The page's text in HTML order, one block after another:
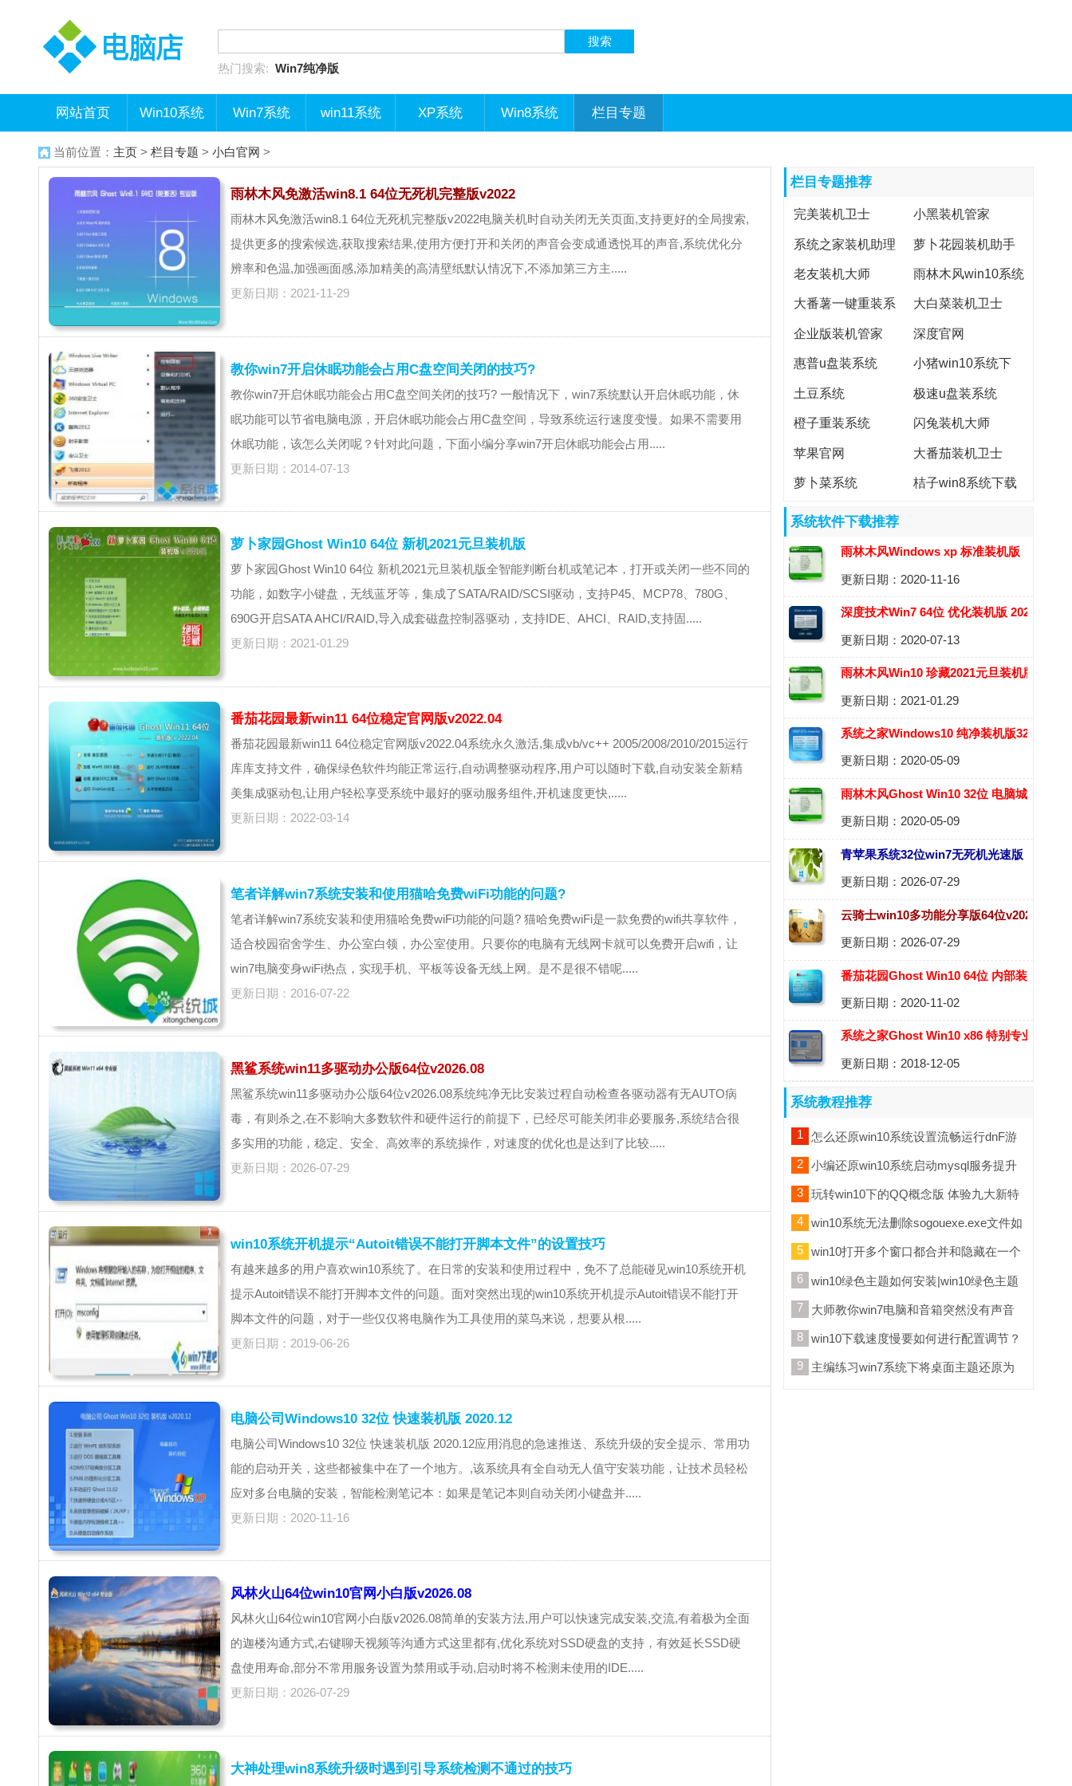
热门搜索: Win7纯净版
网站首页 Win10系统 Win7系统 win11系统 XP系统 Win8系统 栏目专题
当前位置： 主页 > 栏目专题 > 小白官网 >
雨林木风免激活win8.1 64位无死机完整版v2022
雨林木风免激活win8.1 64位无死机完整版v2022电脑关机时自动关闭无关页面,支持更好的全局搜索,
提供更多的搜索候选,获取搜索结果,使用方便打开和关闭的声音会变成通透悦耳的声音,系统优化分
辨率和色温,加强画面感,添加精美的高清壁纸默认情况下,不添加第三方主.....
更新日期：2021-11-29
教你win7开启休眠功能会占用C盘空间关闭的技巧?
教你win7开启休眠功能会占用C盘空间关闭的技巧? 一般情况下，win7系统默认开启休眠功能，休
眠功能可以节省电脑电源，开启休眠功能会占用C盘空间，导致系统运行速度变慢。如果不需要用
休眠功能，该怎么关闭呢？针对此问题，下面小编分享win7开启休眠功能会占用.....
更新日期：2014-07-13
萝卜家园Ghost Win10 64位 新机2021元旦装机版
萝卜家园Ghost Win10 64位 新机2021元旦装机版全智能判断台机或笔记本，打开或关闭一些不同的
功能，如数字小键盘，无线蓝牙等，集成了SATA/RAID/SCSI驱动，支持P45、MCP78、780G、
690G开启SATA AHCI/RAID,导入成套磁盘控制器驱动，支持IDE、AHCI、RAID,支持固.....
更新日期：2021-01.29
番茄花园最新win11 64位稳定官网版v2022.04
番茄花园最新win11 64位稳定官网版v2022.04系统永久激活,集成vb/vc++ 2005/2008/2010/2015运行
库库支持文件，确保绿色软件均能正常运行,自动调整驱动程序,用户可以随时下载,自动安装全新精
美集成驱动包,让用户轻松享受系统中最好的驱动服务组件,开机速度更快,.....
更新日期：2022-03-14
笔者详解win7系统安装和使用猫哈免费wiFi功能的问题?
笔者详解win7系统安装和使用猫哈免费wiFi功能的问题? 猫哈免费wiFi是一款免费的wifi共享软件，
适合校园宿舍学生、办公室白领，办公室使用。只要你的电脑有无线网卡就可以免费开启wifi，让
win7电脑变身wiFi热点，实现手机、平板等设备无线上网。是不是很不错呢.....
更新日期：2016-07-22
黑鲨系统win11多驱动办公版64位v2026.08
黑鲨系统win11多驱动办公版64位v2026.08系统纯净无比安装过程自动检查各驱动器有无AUTO病
毒，有则杀之,在不影响大多数软件和硬件运行的前提下，已经尽可能关闭非必要服务,系统结合很
多实用的功能，稳定、安全、高效率的系统操作，对速度的优化也是达到了比较.....
更新日期：2026-07-29
win10系统开机提示“Autoit错误不能打开脚本文件”的设置技巧
有越来越多的用户喜欢win10系统了。在日常的安装和使用过程中，免不了总能碰见win10系统开机
提示Autoit错误不能打开脚本文件的问题。面对突然出现的win10系统开机提示Autoit错误不能打开
脚本文件的问题，对于一些仅仅将电脑作为工具使用的菜鸟来说，想要从根.....
更新日期：2019-06-26
电脑公司Windows10 32位 快速装机版 2020.12
电脑公司Windows10 32位 快速装机版 2020.12应用消息的急速推送、系统升级的安全提示、常用功
能的启动开关，这些都被集中在了一个地方。,该系统具有全自动无人值守安装功能，让技术员轻松
应对多台电脑的安装，智能检测笔记本：如果是笔记本则自动关闭小键盘并.....
更新日期：2020-11-16
风林火山64位win10官网小白版v2026.08
风林火山64位win10官网小白版v2026.08简单的安装方法,用户可以快速完成安装,交流,有着极为全面
的迦楼沟通方式,右键聊天视频等沟通方式这里都有,优化系统对SSD硬盘的支持，有效延长SSD硬
盘使用寿命,部分不常用服务设置为禁用或手动,启动时将不检测未使用的IDE.....
更新日期：2026-07-29
大神处理win8系统升级时遇到引导系统检测不通过的技巧
栏目专题推荐
完美装机卫士 小黑装机管家
系统之家装机助理 萝卜花园装机助手
老友装机大师
雨林木风win10系统
下载
大番薯一键重装系
统
大白菜装机卫士
企业版装机管家 深度官网
惠普u盘装系统
小猪win10系统下
载
土豆系统 极速u盘装系统
橙子重装系统 闪兔装机大师
苹果官网 大番茄装机卫士
萝卜菜系统 桔子win8系统下载
系统软件下载推荐
雨林木风Windows xp 标准装机版
2020.12
更新日期：2020-11-16
深度技术Win7 64位 优化装机版 2020.08
更新日期：2020-07-13
雨林木风Win10 珍藏2021元旦装机版(64
位)
更新日期：2021-01.29
系统之家Windows10 纯净装机版32位
2020.06
更新日期：2020-05-09
雨林木风Ghost Win10 32位 电脑城装机
版 2020.06
更新日期：2020-05-09
青苹果系统32位win7无死机光速版
v2026.08
更新日期：2026-07-29
云骑士win10多功能分享版64位v2026.08
更新日期：2026-07-29
番茄花园Ghost Win10 64位 内部装机版
2020.11
更新日期：2020-11-02
系统之家Ghost Win10 x86 特别专业版
v2018.12
更新日期：2018-12-05
系统教程推荐
1
怎么还原win10系统设置流畅运行dnF游
戏解决兼容的方法
2
小编还原win10系统启动mysql服务提升
错误10610进程意外终止的方
3
玩转win10下的QQ概念版 体验九大新特
性
4
win10系统无法删除sogouexe.exe文件如
何办（已处理）
5
win10打开多个窗口都合并和隐藏在一个
窗口里面如何办
6
win10绿色主题如何安装|win10绿色主题
安装的办法
7
大师教你win7电脑和音箱突然没有声音
的技巧?
8
win10下载速度慢要如何进行配置调节？
9
主编练习win7系统下将桌面主题还原为